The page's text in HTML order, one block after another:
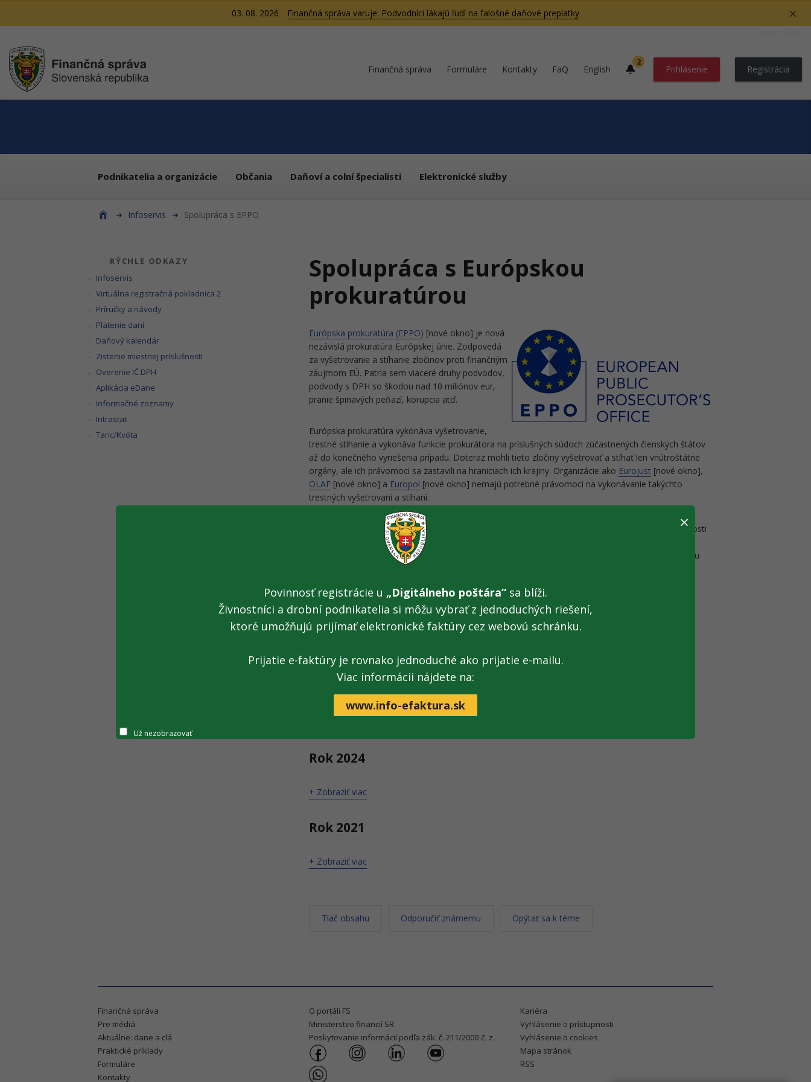
03. 08. 2026
Finančná správa varuje: Podvodníci lákajú ľudí na falošné daňové preplatky
Finančná správa Formuláre Kontakty FaQ English
2
Prihlásenie Registrácia
Podnikatelia a organizácie Občania Daňoví a colní špecialisti Elektronické služby
Infoservis Spolupráca s EPPO
RÝCHLE ODKAZY
Infoservis
Virtuálna registračná pokladnica 2
Príručky a návody
Platenie daní
Daňový kalendár
Zistenie miestnej príslušnosti
Overenie IČ DPH
Aplikácia eDane
Informačné zoznamy
Intrastat
Taric/Kvóta
Spolupráca s Európskou
prokuratúrou
Európska prokuratúra (EPPO) [nové okno] je nová
nezávislá prokuratúra Európskej únie. Zodpovedá
za vyšetrovanie a stíhanie zločinov proti finančným
záujmom EÚ. Patria sem viaceré druhy podvodov,
podvody s DPH so škodou nad 10 miliónov eur,
pranie špinavých peňazí, korupcia atď.
Európska prokuratúra vykonáva vyšetrovanie,
trestné stíhanie a vykonáva funkcie prokurátora na príslušných súdoch zúčastnených členských štátov
až do konečného vyriešenia prípadu. Doteraz mohli tieto zločiny vyšetrovať a stíhať len vnútroštátne
orgány, ale ich právomoci sa zastavili na hraniciach ich krajiny. Organizácie ako Eurojust [nové okno],
OLAF [nové okno] a Europol [nové okno] nemajú potrebné právomoci na vykonávanie takýchto
trestných vyšetrovaní a stíhaní.
Od začiatku svojej činnosti 1. júna 2021 zaregistrovala EPPO viac ako 2 500 hlásení o trestnej činnosti
od zúčastnených členských štátov EÚ a súkromných strán. Začalo sa vyše 500 vyšetrovaní, pričom
niektoré správy o trestných činoch sa stále vyhodnocujú. Verejnosť môže nahlásiť trestné činy úradu
EPPO pomocou špeciálneho
Mandát Európskej prokuratúry je definovaný vnariadení Rady (EÚ) 2017/1939
nadobudlo účinnosť 31. októbra 2017.
Rok 2024
+ Zobraziť viac
Rok 2021
+ Zobraziť viac
Tlač obsahu Odporučiť známemu Opýtať sa k téme
Finančná správa
Pre médiá
Aktuálne: dane a clá
Praktické príklady
Formuláre
Kontakty
O portáli FS
Ministerstvo financií SR
Poskytovanie informácií podľa zák. č. 211/2000 Z. z.
Kariéra
Vyhlásenie o prístupnosti
Vyhlásenie o cookies
Mapa stránok
RSS
×
Povinnosť registrácie u „Digitálneho poštára“ sa blíži.
Živnostníci a drobní podnikatelia si môžu vybrať z jednoduchých riešení,
ktoré umožňujú prijímať elektronické faktúry cez webovú schránku.
Prijatie e-faktúry je rovnako jednoduché ako prijatie e-mailu.
Viac informácii nájdete na:
www.info-efaktura.sk
Už nezobrazovať